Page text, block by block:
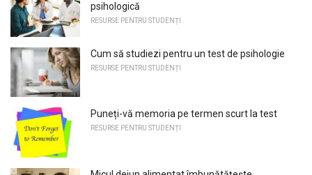
psihologică
RESURSE PENTRU STUDENȚI
Cum să studiezi pentru un test de psihologie
RESURSE PENTRU STUDENȚI
Puneți-vă memoria pe termen scurt la test
RESURSE PENTRU STUDENȚI